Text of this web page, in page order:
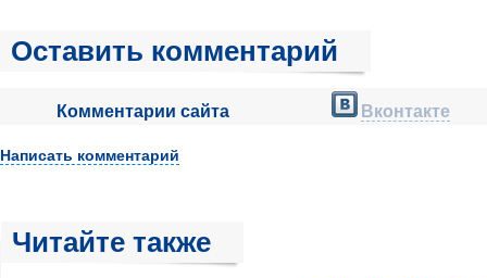
Оставить комментарий
Комментарии сайта Вконтакте
Написать комментарий
Читайте также